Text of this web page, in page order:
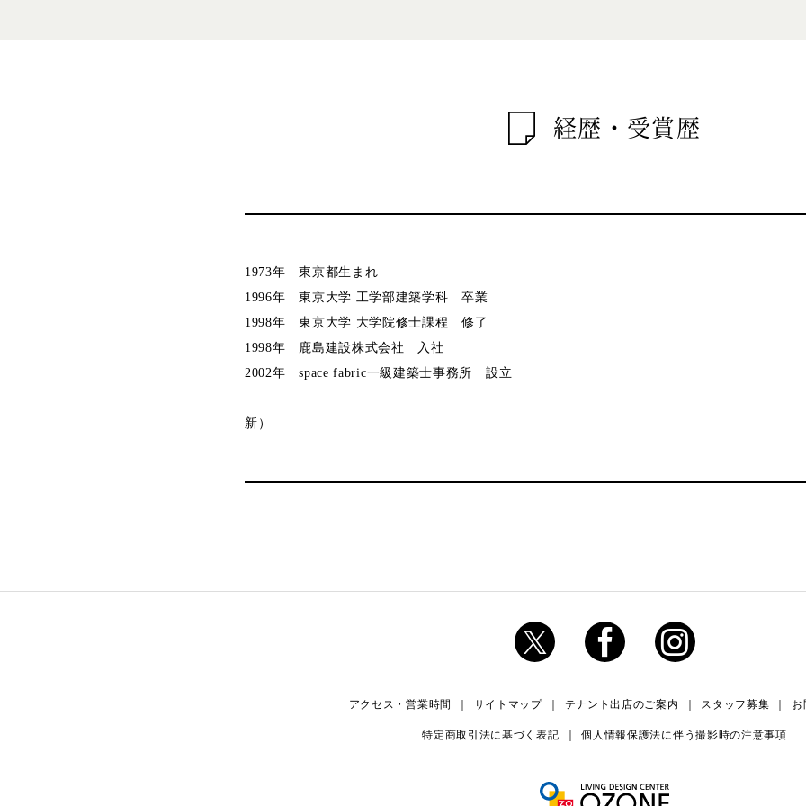
経歴・受賞歴
1973年 東京都生まれ
1996年 東京大学 工学部建築学科 卒業
1998年 東京大学 大学院修士課程 修了
1998年 鹿島建設株式会社 入社
2002年 space fabric一級建築士事務所 設立
新）
アクセス・営業時間 サイトマップ テナント出店のご案内 スタッフ募集 お
特定商取引法に基づく表記 個人情報保護法に伴う撮影時の注意事項